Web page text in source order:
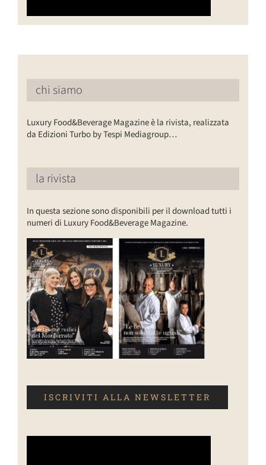
chi siamo
Luxury Food&Beverage Magazine è la rivista, realizzata
da Edizioni Turbo by Tespi Mediagroup…
la rivista
In questa sezione sono disponibili per il download tutti i
numeri di Luxury Food&Beverage Magazine.
ISCRIVITI ALLA NEWSLETTER